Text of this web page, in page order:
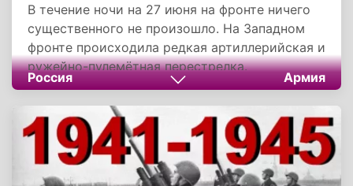
В течение ночи на 27 июня на фронте ничего
существенного не произошло. На Западном
фронте происходила редкая артиллерийская и
ружейно-пулемётная перестрелка.
Артиллеристы орудийного расчёта сержанта
Медведева заметили группу немецких солдат,
занятых постройкой оборонительных
сооружений. Выкатив орудие на открытую
позицию, расчёт открыл огонь по противнику.
Несколькими снарядами труппа гитлеровцев
Россия Армия